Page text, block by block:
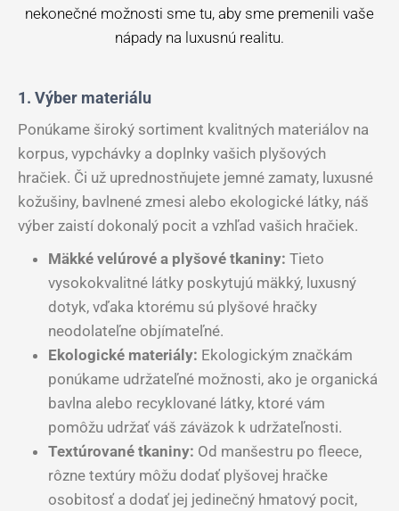
nekonečné možnosti sme tu, aby sme premenili vaše
nápady na luxusnú realitu.
1. Výber materiálu
Ponúkame široký sortiment kvalitných materiálov na
korpus, vypchávky a doplnky vašich plyšových
hračiek. Či už uprednostňujete jemné zamaty, luxusné
kožušiny, bavlnené zmesi alebo ekologické látky, náš
výber zaistí dokonalý pocit a vzhľad vašich hračiek.
Mäkké velúrové a plyšové tkaniny: Tieto
vysokokvalitné látky poskytujú mäkký, luxusný
dotyk, vďaka ktorému sú plyšové hračky
neodolateľne objímateľné.
Ekologické materiály: Ekologickým značkám
ponúkame udržateľné možnosti, ako je organická
bavlna alebo recyklované látky, ktoré vám
pomôžu udržať váš záväzok k udržateľnosti.
Textúrované tkaniny: Od manšestru po fleece,
rôzne textúry môžu dodať plyšovej hračke
osobitosť a dodať jej jedinečný hmatový pocit,